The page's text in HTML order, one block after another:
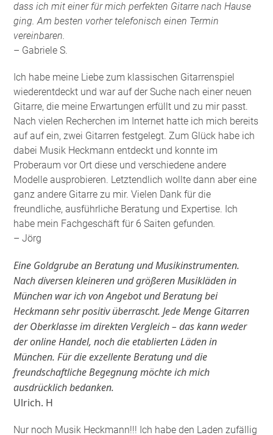
dass ich mit einer für mich perfekten Gitarre nach Hause
ging. Am besten vorher telefonisch einen Termin
vereinbaren.
– Gabriele S.
Ich habe meine Liebe zum klassischen Gitarrenspiel
wiederentdeckt und war auf der Suche nach einer neuen
Gitarre, die meine Erwartungen erfüllt und zu mir passt.
Nach vielen Recherchen im Internet hatte ich mich bereits
auf auf ein, zwei Gitarren festgelegt. Zum Glück habe ich
dabei Musik Heckmann entdeckt und konnte im
Proberaum vor Ort diese und verschiedene andere
Modelle ausprobieren. Letztendlich wollte dann aber eine
ganz andere Gitarre zu mir. Vielen Dank für die
freundliche, ausführliche Beratung und Expertise. Ich
habe mein Fachgeschäft für 6 Saiten gefunden.
– Jörg
Eine Goldgrube an Beratung und Musikinstrumenten.
Nach diversen kleineren und größeren Musikläden in
München war ich von Angebot und Beratung bei
Heckmann sehr positiv überrascht. Jede Menge Gitarren
der Oberklasse im direkten Vergleich – das kann weder
der online Handel, noch die etablierten Läden in
München. Für die exzellente Beratung und die
freundschaftliche Begegnung möchte ich mich
ausdrücklich bedanken.
Ulrich. H
Nur noch Musik Heckmann!!! Ich habe den Laden zufällig